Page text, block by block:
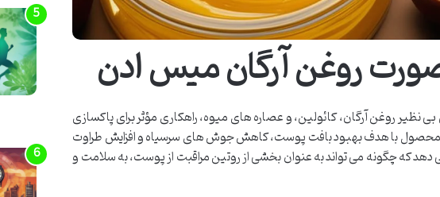
روغن آرگان میس ادن
روغن آرگان، کائولین، و عصاره های میوه، راهکاری مؤثر برای پاکسازی
محصول با هدف بهبود بافت پوست، کاهش جوش های سرسیاه و افزایش طراوت
که چگونه می تواند به عنوان بخشی از روتین مراقبت از پوست، به سلامت و